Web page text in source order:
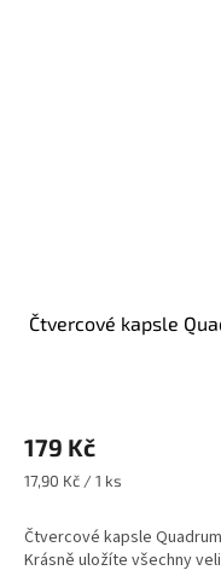
Čtvercové kapsle
produktu
je
4,8
5
hvězdiček.
179 Kč
Měrná
17,90 Kč / 1 ks
Čtvercové kapsle
Krásně uložíte všechny